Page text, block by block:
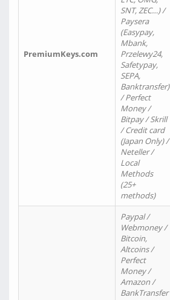
PremiumKeys.com
SNT, ZEC…) /
Paysera
(Easypay,
Mbank,
Przelewy24,
Safetypay,
SEPA,
Banktransfer)
/ Perfect
Money /
Bitpay / Skrill
/ Credit card
(Japan Only) /
Neteller /
Local
Methods
(25+
methods)
Paypal /
Webmoney /
Bitcoin,
Altcoins /
Perfect
Money /
Amazon /
BankTransfer